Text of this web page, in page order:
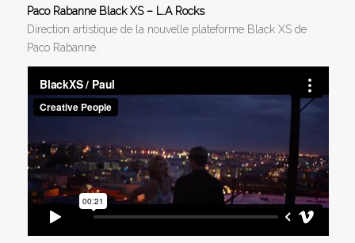
Paco Rabanne Black XS – L.A Rocks
Direction artistique de la nouvelle plateforme Black XS de
Paco Rabanne.